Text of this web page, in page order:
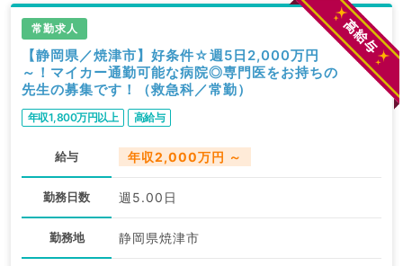
常勤求人
【静岡県／焼津市】好条件☆週5日2,000万円
～！マイカー通勤可能な病院◎専門医をお持ちの
先生の募集です！（救急科／常勤）
年収1,800万円以上 高給与
給与 年収2,000万円 ～
勤務日数 週5.00日
勤務地 静岡県焼津市